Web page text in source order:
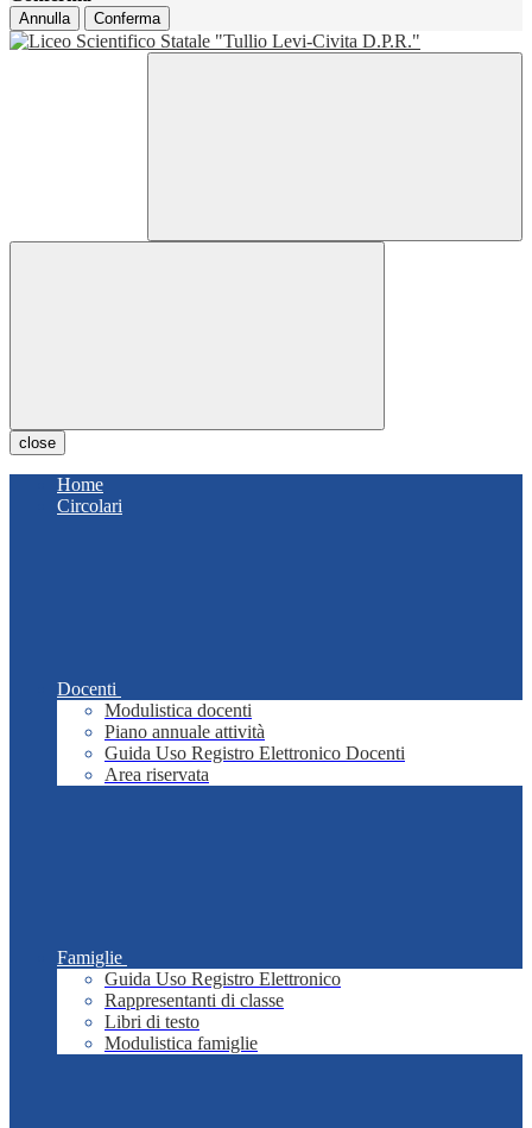
Annulla Conferma
close
Home
Circolari
Docenti
Modulistica docenti
Piano annuale attività
Guida Uso Registro Elettronico Docenti
Area riservata
Famiglie
Guida Uso Registro Elettronico
Rappresentanti di classe
Libri di testo
Modulistica famiglie